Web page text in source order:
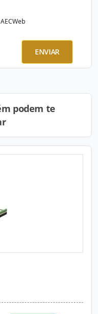
ENVIAR
podem te